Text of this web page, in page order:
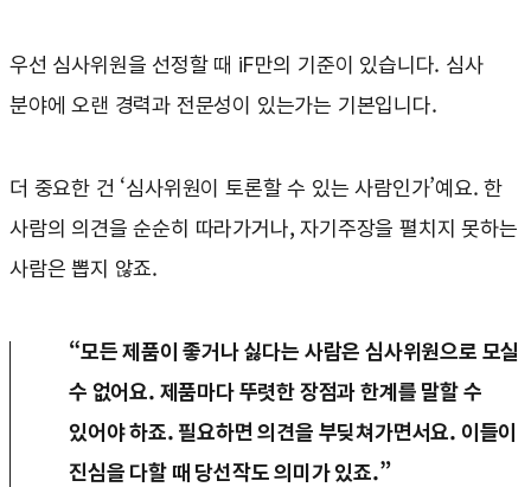
우선 심사위원을 선정할 때 iF만의 기준이 있습니다. 심사
분야에 오랜 경력과 전문성이 있는가는 기본입니다.
더 중요한 건 ‘심사위원이 토론할 수 있는 사람인가’예요. 한
사람의 의견을 순순히 따라가거나, 자기주장을 펼치지 못하는
사람은 뽑지 않죠.
“모든 제품이 좋거나 싫다는 사람은 심사위원으로 모실
수 없어요. 제품마다 뚜렷한 장점과 한계를 말할 수
있어야 하죠. 필요하면 의견을 부딪쳐가면서요. 이들이
진심을 다할 때 당선작도 의미가 있죠.”